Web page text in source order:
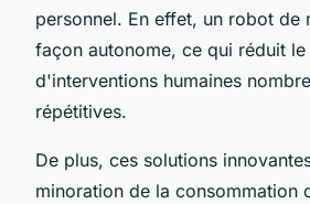
personnel. En effet, un robot de
façon autonome, ce qui réduit le
d'interventions humaines
répétitives.
De plus, ces solutions
minoration de la consommation